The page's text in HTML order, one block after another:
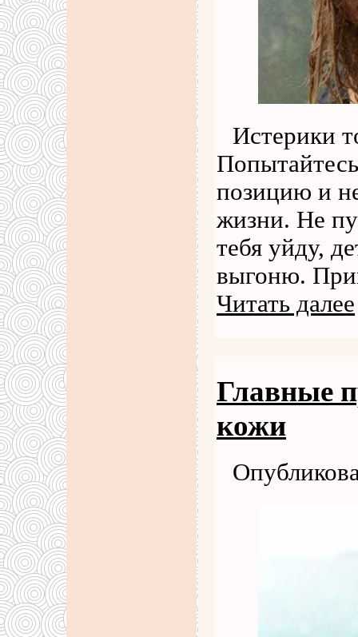
Истерики
позицию и
жизни. Не
тебя уйду,
выгоню.
Читать далее
Главные
кожи